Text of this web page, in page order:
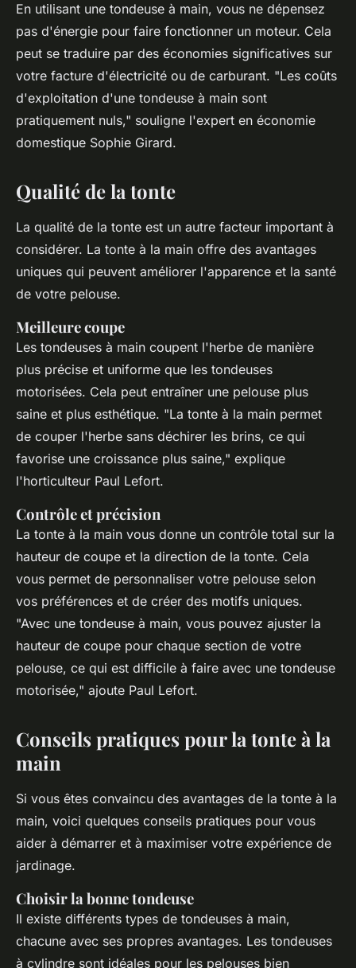
En utilisant une tondeuse à main, vous ne dépensez
pas d'énergie pour faire fonctionner un moteur. Cela
peut se traduire par des économies significatives sur
votre facture d'électricité ou de carburant. "Les coûts
d'exploitation d'une tondeuse à main sont
pratiquement nuls," souligne l'expert en économie
domestique Sophie Girard.
Qualité de la tonte
La qualité de la tonte est un autre facteur important à
considérer. La tonte à la main offre des avantages
uniques qui peuvent améliorer l'apparence et la santé
de votre pelouse.
Meilleure coupe
Les tondeuses à main coupent l'herbe de manière
plus précise et uniforme que les tondeuses
motorisées. Cela peut entraîner une pelouse plus
saine et plus esthétique. "La tonte à la main permet
de couper l'herbe sans déchirer les brins, ce qui
favorise une croissance plus saine," explique
l'horticulteur Paul Lefort.
Contrôle et précision
La tonte à la main vous donne un contrôle total sur la
hauteur de coupe et la direction de la tonte. Cela
vous permet de personnaliser votre pelouse selon
vos préférences et de créer des motifs uniques.
"Avec une tondeuse à main, vous pouvez ajuster la
hauteur de coupe pour chaque section de votre
pelouse, ce qui est difficile à faire avec une tondeuse
motorisée," ajoute Paul Lefort.
Conseils pratiques pour la tonte à la
main
Si vous êtes convaincu des avantages de la tonte à la
main, voici quelques conseils pratiques pour vous
aider à démarrer et à maximiser votre expérience de
jardinage.
Choisir la bonne tondeuse
Il existe différents types de tondeuses à main,
chacune avec ses propres avantages. Les tondeuses
à cylindre sont idéales pour les pelouses bien